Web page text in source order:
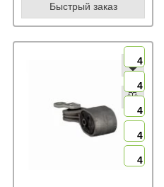
Быстрый заказ
4
4
4
4
4